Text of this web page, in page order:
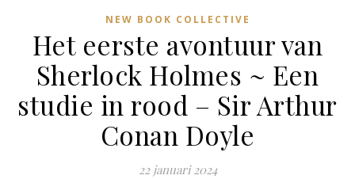
NEW BOOK COLLECTIVE
Het eerste avontuur van
Sherlock Holmes ~ Een
studie in rood – Sir Arthur
Conan Doyle
22 januari 2024